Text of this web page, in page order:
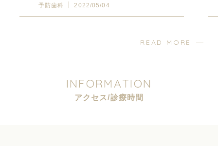
予防歯科 2022/05/04
READ MORE
INFORMATION
アクセス/診療時間